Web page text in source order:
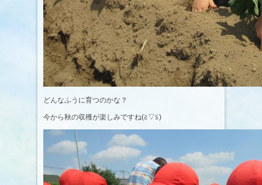
どんなふうに育つのかな？
今から秋の収穫が楽しみですね(≧▽≦)